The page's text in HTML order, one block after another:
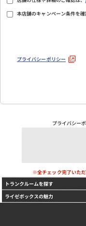
本店舗のキャンペーン条件を確
プライバシーポリシー
プライバシー
※全チェック完了い
トランクルームを探す
ライゼボックスの魅力